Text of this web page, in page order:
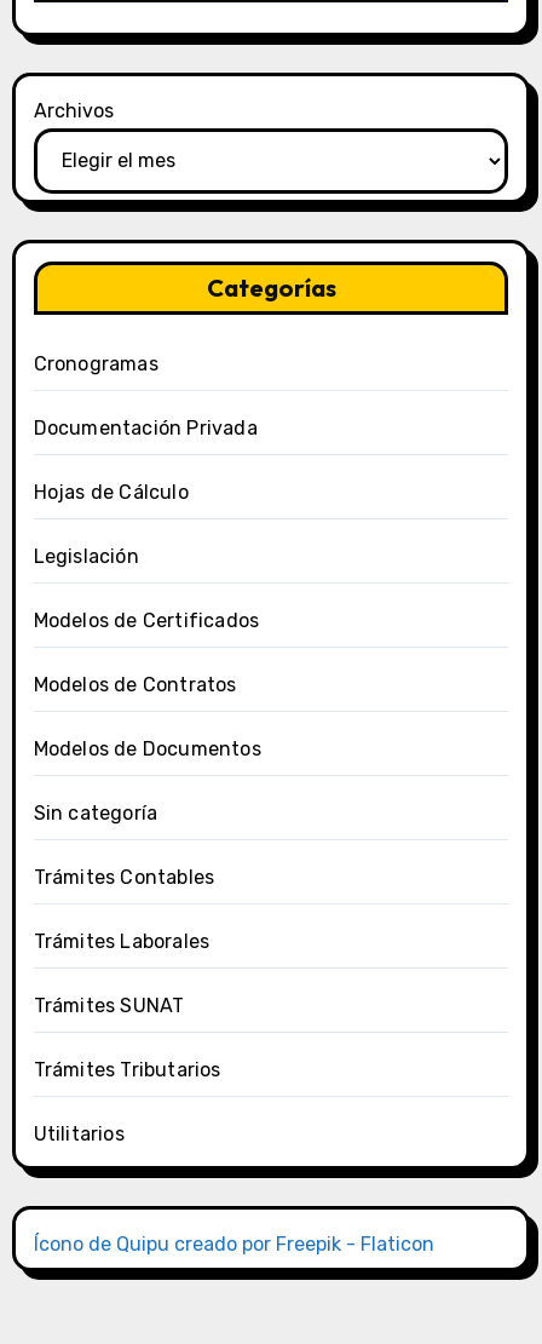
Archivos
Categorías
Cronogramas
Documentación Privada
Hojas de Cálculo
Legislación
Modelos de Certificados
Modelos de Contratos
Modelos de Documentos
Sin categoría
Trámites Contables
Trámites Laborales
Trámites SUNAT
Trámites Tributarios
Utilitarios
Ícono de Quipu creado por Freepik - Flaticon